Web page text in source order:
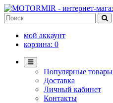
мой аккаунт
корзина: 0
Популярные товары
Доставка
Личный кабинет
Контакты